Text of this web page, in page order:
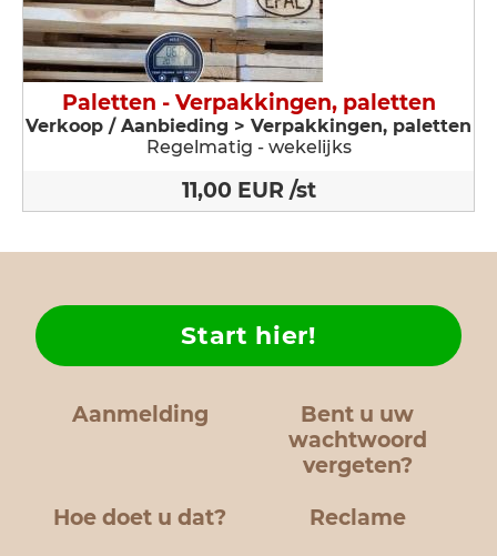
Paletten - Verpakkingen, paletten
Verkoop / Aanbieding > Verpakkingen, paletten
Regelmatig - wekelijks
11,00 EUR /st
Aanmelding
Bent u uw
wachtwoord
vergeten?
Hoe doet u dat?
Start hier!
Reclame